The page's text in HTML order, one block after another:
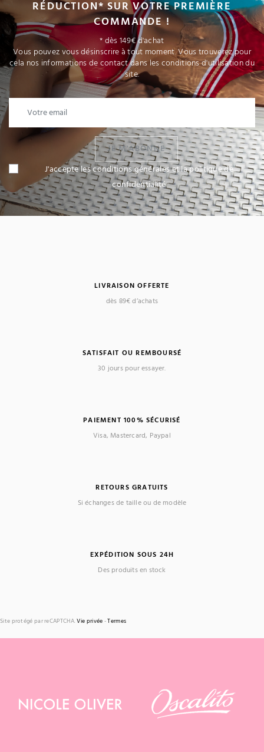
RÉDUCTION* SUR VOTRE PREMIÈRE
COMMANDE !
* dès 149€ d'achat
Vous pouvez vous désinscrire à tout moment. Vous trouverez pour
cela nos informations de contact dans les conditions d'utilisation du
site.
JE M'ABONNE
J'accepte les conditions générales et la politique de
confidentialité
LIVRAISON OFFERTE
dès 89€ d’achats
SATISFAIT OU REMBOURSÉ
30 jours pour essayer.
PAIEMENT 100% SÉCURISÉ
Visa, Mastercard, Paypal
RETOURS GRATUITS
Si échanges de taille ou de modèle
EXPÉDITION SOUS 24H
Des produits en stock
Site protégé par reCAPTCHA.Vie privée -Termes